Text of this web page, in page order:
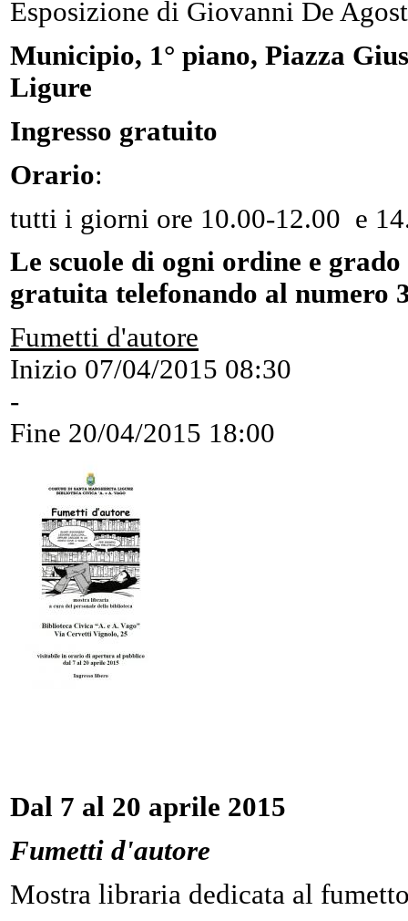
Esposizione di Giovanni De
Municipio, 1° piano, Piazza
Ligure
Ingresso gratuito
Orario:
tutti i giorni ore 10.00-12.00 e
Le scuole di ogni ordine e
gratuita telefonando al numero
Fumetti d'autore
Inizio 07/04/2015 08:30
-
Fine 20/04/2015 18:00
Dal 7 al 20 aprile 2015
Fumetti d'autore
Mostra libraria dedicata al